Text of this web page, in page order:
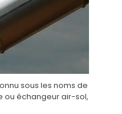
sous les noms de
ou échangeur air-sol,